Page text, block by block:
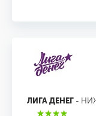
ЛИГА ДЕНЕГ -